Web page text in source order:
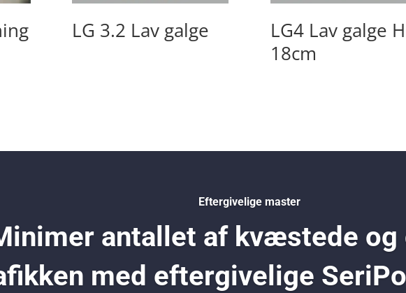
LG 3.2 Lav galge
LG4 Lav galge H
18cm
Eftergivelige master
antallet af kvæstede
med eftergivelige